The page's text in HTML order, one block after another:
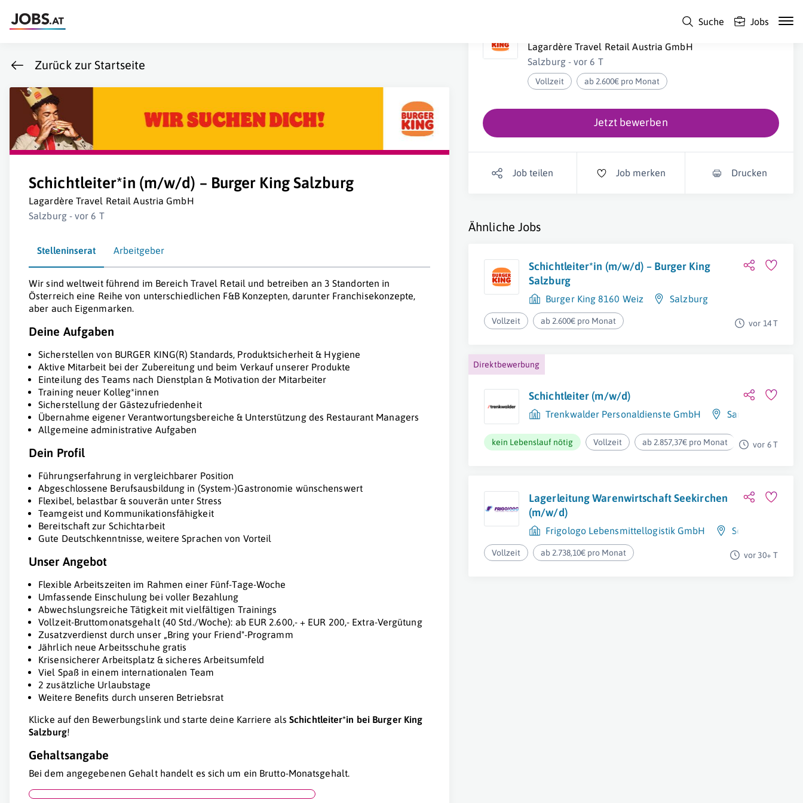
Suche Jobs
Zurück zur Startseite
Schichtleiter*in (m/w/d) – Burger King Salzburg
Lagardère Travel Retail Austria GmbH
Salzburg - vor 6 T
Stelleninserat Arbeitgeber
Wir sind weltweit führend im Bereich Travel Retail und betreiben an 3 Standorten in
Österreich eine Reihe von unterschiedlichen F&B Konzepten, darunter Franchisekonzepte,
aber auch Eigenmarken.
Deine Aufgaben
Sicherstellen von BURGER KING(R) Standards, Produktsicherheit & Hygiene
Aktive Mitarbeit bei der Zubereitung und beim Verkauf unserer Produkte
Einteilung des Teams nach Dienstplan & Motivation der Mitarbeiter
Training neuer Kolleg*innen
Sicherstellung der Gästezufriedenheit
Übernahme eigener Verantwortungsbereiche & Unterstützung des Restaurant Managers
Allgemeine administrative Aufgaben
Dein Profil
Führungserfahrung in vergleichbarer Position
Abgeschlossene Berufsausbildung in (System-)Gastronomie wünschenswert
Flexibel, belastbar & souverän unter Stress
Teamgeist und Kommunikationsfähigkeit
Bereitschaft zur Schichtarbeit
Gute Deutschkenntnisse, weitere Sprachen von Vorteil
Unser Angebot
Flexible Arbeitszeiten im Rahmen einer Fünf-Tage-Woche
Umfassende Einschulung bei voller Bezahlung
Abwechslungsreiche Tätigkeit mit vielfältigen Trainings
Vollzeit-Bruttomonatsgehalt (40 Std./Woche): ab EUR 2.600,- + EUR 200,- Extra-Vergütung
Zusatzverdienst durch unser „Bring your Friend"-Programm
Jährlich neue Arbeitsschuhe gratis
Krisensicherer Arbeitsplatz & sicheres Arbeitsumfeld
Viel Spaß in einem internationalen Team
2 zusätzliche Urlaubstage
Weitere Benefits durch unseren Betriebsrat
Klicke auf den Bewerbungslink und starte deine Karriere als Schichtleiter*in bei Burger King
Salzburg!
Gehaltsangabe
Bei dem angegebenen Gehalt handelt es sich um ein Brutto-Monatsgehalt.
Schichtleiter*in (m/w/d) – Burger King Salzburg
Lagardère Travel Retail Austria GmbH
Salzburg - vor 6 T
Vollzeit ab 2.600€ pro Monat
Jetzt bewerben
Job teilen Job merken Drucken
Ähnliche Jobs
Schichtleiter*in (m/w/d) – Burger King
Salzburg
Burger King 8160 Weiz Salzburg
Vollzeit ab 2.600€ pro Monat vor 14 T
Direktbewerbung
Schichtleiter (m/w/d)
Trenkwalder Personaldienste GmbH Sankt Georgen
kein Lebenslauf nötig Vollzeit ab 2.857,37€ pro Monat vor 6 T
Lagerleitung Warenwirtschaft Seekirchen
(m/w/d)
Frigologo Lebensmittellogistik GmbH Seekirchen Am
Vollzeit ab 2.738,10€ pro Monat vor 30+ T